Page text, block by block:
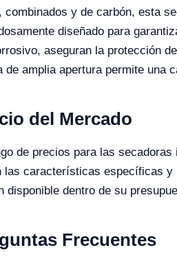
combinados y de carbón, esta
diseñado para
aseguran la protección
de amplia apertura permite una
del Mercado
de precios para las
las características específicas y
disponible dentro de su
Frecuentes